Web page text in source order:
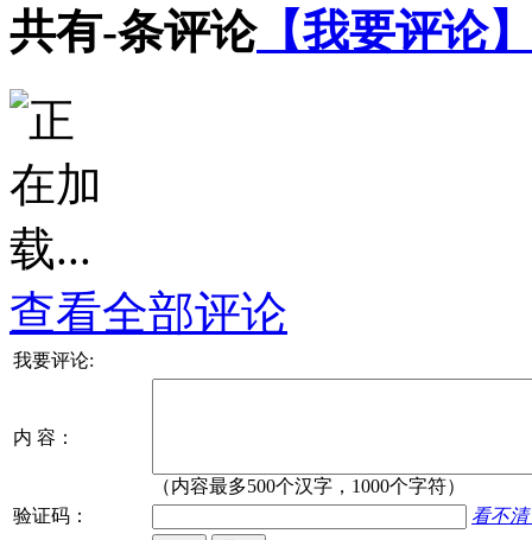
共有-条评论【我要评论
查看全部评论
我要评论:
内 容：
（内容最多500个汉字，1000个字符）
验证码：
看不